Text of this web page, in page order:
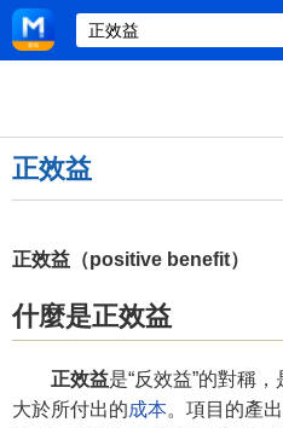
正效益
正效益（positive benefit）
什麼是正效益
正效益是“反效益”的對稱，
大於所付出的成本。項目的產